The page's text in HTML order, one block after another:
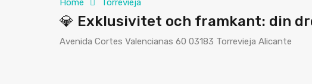
Home Torrevieja
💎 Exklusivitet och framkant: din
Avenida Cortes Valencianas 60 03183 Torrevieja Alicante